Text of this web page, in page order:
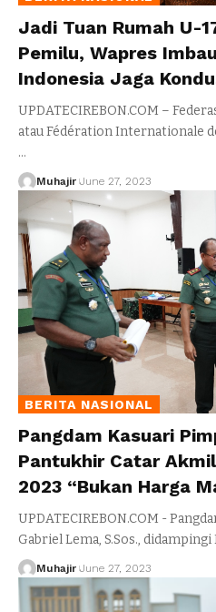
Jadi Tuan Rumah U-
Pemilu, Wapres
Indonesia Jaga
UPDATECIREBON.COM –
atau Fédération Internationale
…
Muhajir June 27, 2023
BERITA NASIONAL
Pangdam Kasuari
Pantukhir Catar
2023 “Bukan Harga
UPDATECIREBON.COM -
Gabriel Lema, S.Sos.,
Muhajir June 27, 2023